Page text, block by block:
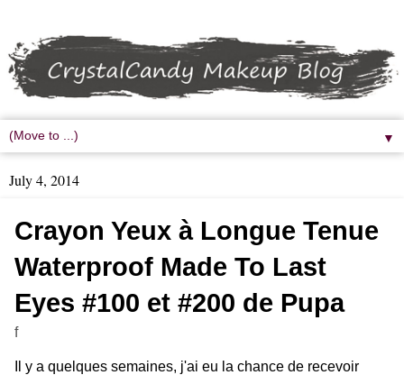
▼
July 4, 2014
Crayon Yeux à Longue Tenue
Waterproof Made To Last
Eyes #100 et #200 de Pupa
f
Il y a quelques semaines, j'ai eu la chance de recevoir